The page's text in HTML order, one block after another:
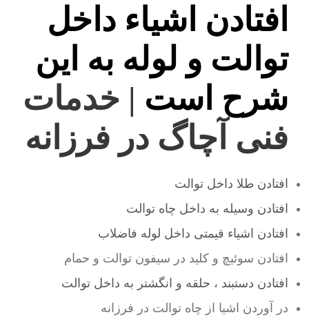
افتادن اشیاء داخل
توالت و لوله به این
شرح است | خدمات
فنی آچاگ در فرزانه
افتادن طلا داخل توالت
افتادن وسیله به داخل چاه توالت
افتادن اشیاء قیمتی داخل لوله فاضلاب
افتادن سوئیچ و کلید در سیفون توالت و حمام
افتادن دستبند ، حلقه و انگشتر به داخل توالت
در آوردن اشیا از چاه توالت در فرزانه